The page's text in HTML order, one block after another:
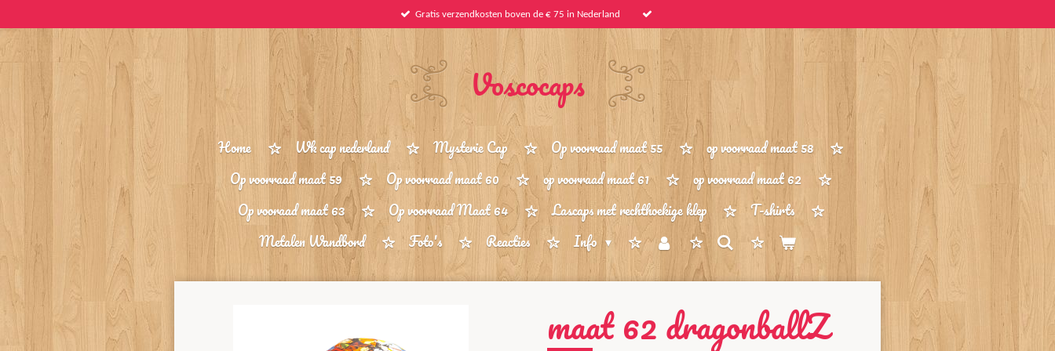
hoofdinhoud
Gratis verzendkosten boven de € 75 in Nederland
Voscocaps
Home Wk cap nederland Mysterie Cap Op voorraad maat 55
op voorraad maat 58
Op voorraad maat 59
Op voorraad maat 60 op voorraad maat 61
op voorraad maat 62
Op vooraad maat 63
Op voorraad Maat 64 Lascaps met rechthoekige klep
T-shirts
Metalen Wandbord
Foto's Reacties Info
maat 62 dragonballZ